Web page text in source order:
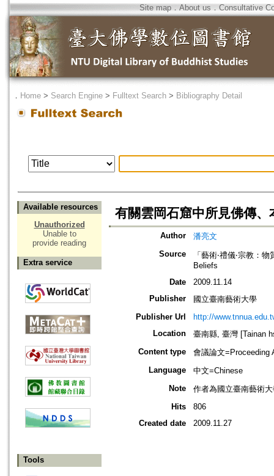
Site map．About us ． Consultative
． Home > Search Engine > Fulltext Search > Bibliography Detail
Available resources
Unauthorized
Unable to
provide reading
Extra service
Tools
有關雲岡石窟中所見佛傳
Author
潘亮文
Source
「藝術‧禮儀‧宗教：
Beliefs
Date
2009.11.14
Publisher
國立臺南藝術大學
Publisher Url
http://
Location
臺南縣, 臺灣 [Tainan
Content type
會議論文=Proceeding
Language
中文=Chinese
Note
作者為國立臺南藝術
Hits
806
Created date
2009.11.27